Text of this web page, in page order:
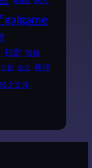
galgame
扫雷 投稿
日剧 杂文 棒球
轻之文库